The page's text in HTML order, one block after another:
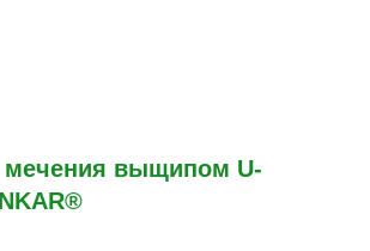
выщипом U-